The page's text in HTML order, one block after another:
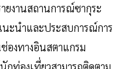
ยงานสถานการณ์ซากุระ
ะนำและประสบการณ์การ
องทางอินสตาแกรม
ท่องเที่ยวสามารถติดตาม